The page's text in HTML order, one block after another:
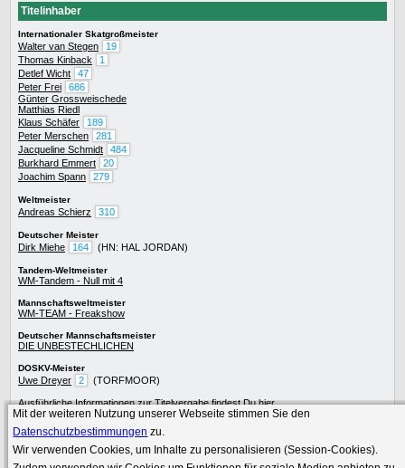
Titelinhaber
Internationaler Skatgroßmeister
Walter van Stegen
19
Thomas Kinback
1
Detlef Wicht
47
Peter Frei
686
Günter Grossweischede
Matthias Riedl
Klaus Schäfer
189
Peter Merschen
281
Jacqueline Schmidt
484
Burkhard Emmert
20
Joachim Spann
279
Weltmeister
Andreas Schierz 310
Deutscher Meister
Dirk Miehe 164 (HN: HAL JORDAN)
Tandem-Weltmeister
WM-Tandem - Null mit 4
Mannschaftsweltmeister
WM-TEAM - Freakshow
Deutscher Mannschaftsmeister
DIE UNBESTECHLICHEN
DOSKV-Meister
Uwe Dreyer 2 (TORFMOOR)
Ausführliche Informationen zurTitelvergabefindest Duhier.
Die besten Skatspielerwerden im Skat-Netzwerk präsentiert.
Mit der weiteren Nutzung unserer Webseite stimmen Sie den
Datenschutzbestimmungen zu.
Wir verwenden Cookies, um Inhalte zu personalisieren (Session-Cookies).